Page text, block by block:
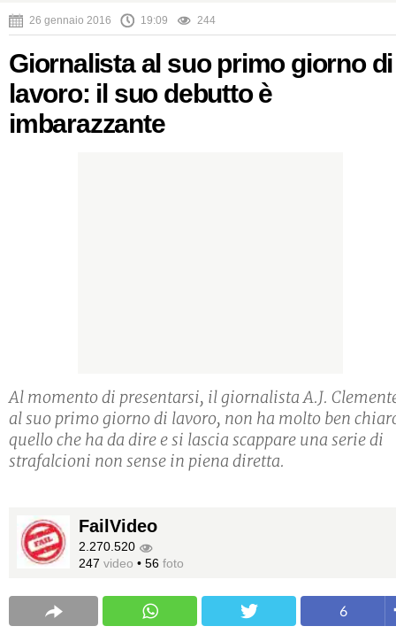
26 gennaio 2016 19:09 244
Giornalista al suo primo giorno di
lavoro: il suo debutto è
imbarazzante
Al momento di presentarsi, il giornalista A.J.
al suo primo giorno di lavoro, non ha molto ben
quello che ha da dire e si lascia scappare una serie di
strafalcioni non sense in piena diretta.
FailVideo
2.270.520
247 video • 56 foto
6